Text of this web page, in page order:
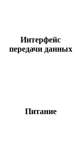
Интерфейс
передачи данных
Питание